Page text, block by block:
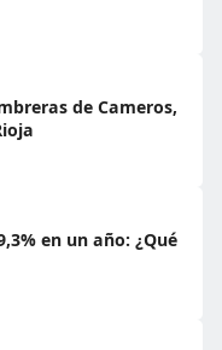
de Cameros,
en un año: ¿Qué